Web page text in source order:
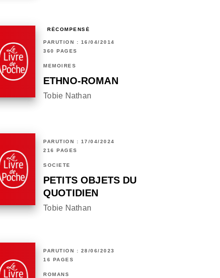
RÉCOMPENSÉ
PARUTION : 16/04/2014
360 PAGES
MÉMOIRES
ETHNO-ROMAN
Tobie Nathan
PARUTION : 17/04/2024
216 PAGES
SOCIÉTÉ
PETITS OBJETS DU
QUOTIDIEN
Tobie Nathan
PARUTION : 28/06/2023
16 PAGES
ROMANS